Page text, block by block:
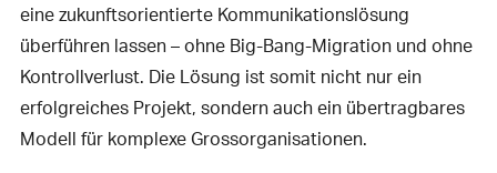
eine zukunftsorientierte Kommunikationslösung
überführen lassen – ohne Big-Bang-Migration und ohne
Kontrollverlust. Die Lösung ist somit nicht nur ein
erfolgreiches Projekt, sondern auch ein übertragbares
Modell für komplexe Grossorganisationen.